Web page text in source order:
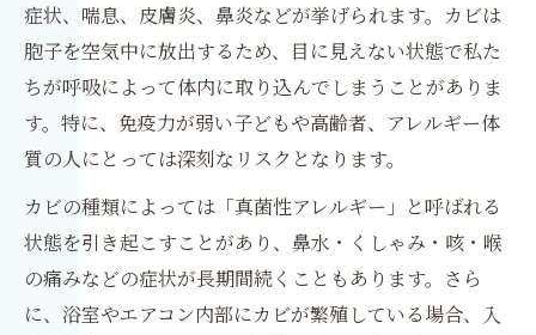
症状、喘息、皮膚炎、鼻炎などが挙げられます。カビは
胞子を空気中に放出するため、目に見えない状態で私た
ちが呼吸によって体内に取り込んでしまうことがありま
す。特に、免疫力が弱い子どもや高齢者、アレルギー体
質の人にとっては深刻なリスクとなります。
カビの種類によっては「真菌性アレルギー」と呼ばれる
状態を引き起こすことがあり、鼻水・くしゃみ・咳・喉
の痛みなどの症状が長期間続くこともあります。さら
に、浴室やエアコン内部にカビが繁殖している場合、入